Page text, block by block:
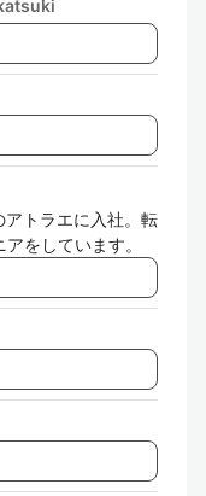
トラエに入社。転
をしています。